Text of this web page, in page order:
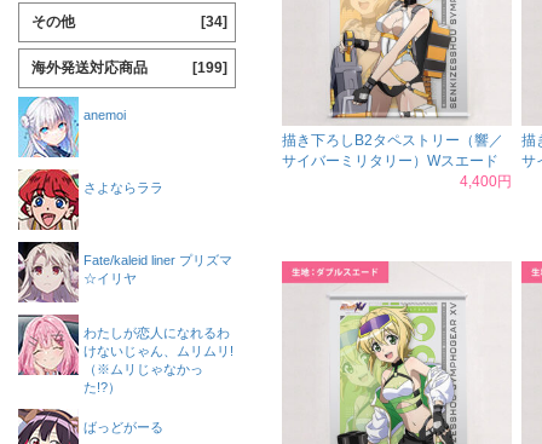
描き下ろしB2タペストリー（響／
サイバーミリタリー）Wスエード
4,400円
描
サ
その他 [34]
海外発送対応商品 [199]
anemoi
さよならララ
Fate/kaleid liner プリズマ
☆イリヤ
わたしが恋人になれるわ
けないじゃん、ムリムリ!
（※ムリじゃなかっ
た!?）
ばっどがーる